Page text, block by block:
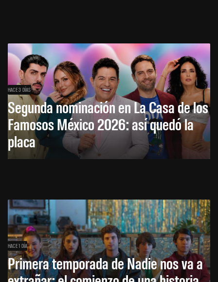
HACE 3 DÍAS
Segunda nominación en La Casa de los
Famosos México 2026: así quedó la
placa
HACE 1 DÍA
Primera temporada de Nadie nos va a